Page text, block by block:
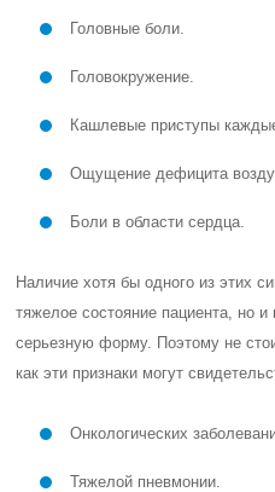
Головные боли.
Головокружение.
Кашлевые приступы
Ощущение дефицита
Боли в области сердца.
Наличие хотя бы одного из этих
тяжелое состояние пациента, но
серьезную форму. Поэтому не
как эти признаки могут
Онкологических
Тяжелой пневмонии.